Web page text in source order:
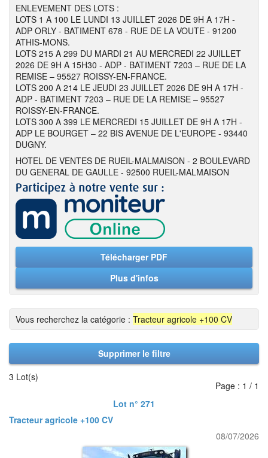
ENLEVEMENT DES LOTS :
LOTS 1 A 100 LE LUNDI 13 JUILLET 2026 DE 9H A 17H -
ADP ORLY - BATIMENT 678 - RUE DE LA VOUTE - 91200
ATHIS-MONS.
LOTS 215 A 299 DU MARDI 21 AU MERCREDI 22 JUILLET
2026 DE 9H A 15H30 - ADP - BATIMENT 7203 – RUE DE LA
REMISE – 95527 ROISSY-EN-FRANCE.
LOTS 200 A 214 LE JEUDI 23 JUILLET 2026 DE 9H A 17H -
ADP - BATIMENT 7203 – RUE DE LA REMISE – 95527
ROISSY-EN-FRANCE.
LOTS 300 A 399 LE MERCREDI 15 JUILLET DE 9H A 17H -
ADP LE BOURGET – 22 BIS AVENUE DE L'EUROPE - 93440
DUGNY.
HOTEL DE VENTES DE RUEIL-MALMAISON - 2 BOULEVARD
DU GENERAL DE GAULLE - 92500 RUEIL-MALMAISON
Télécharger PDF
Plus d'infos
Vous recherchez la catégorie : Tracteur agricole +100 CV
Supprimer le filtre
3 Lot(s)
Page : 1 / 1
Lot n° 271
Tracteur agricole +100 CV
08/07/2026